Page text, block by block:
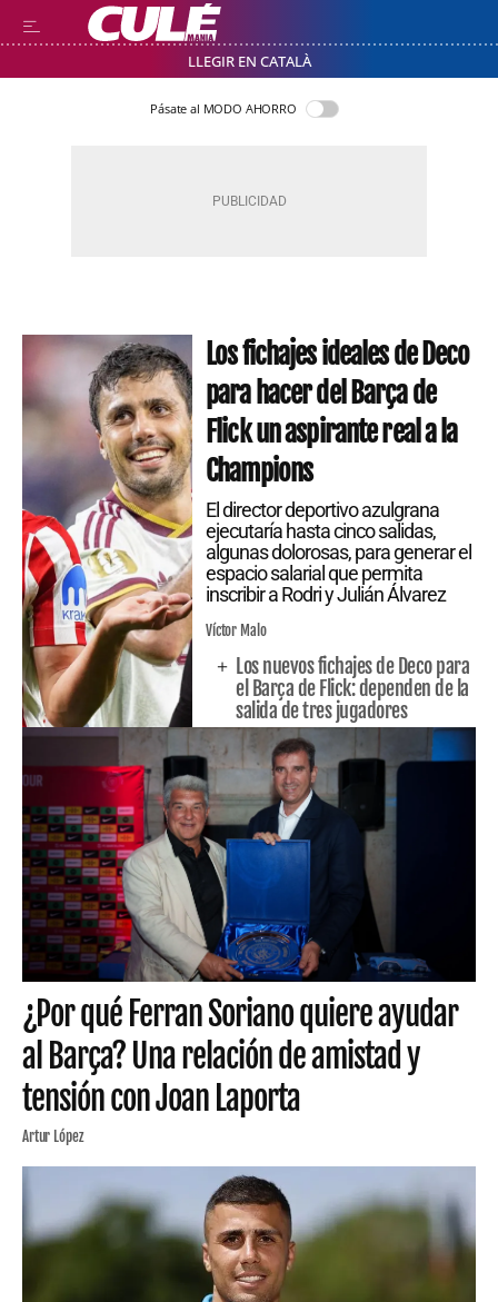
LLEGIR EN CATALÀ
Pásate al MODO AHORRO
Los fichajes ideales de Deco
para hacer del Barça de
Flick un aspirante real a la
Champions
El director deportivo azulgrana
ejecutaría hasta cinco salidas,
algunas dolorosas, para generar el
espacio salarial que permita
inscribir a Rodri y Julián Álvarez
Víctor Malo
Los nuevos fichajes de Deco para
el Barça de Flick: dependen de la
salida de tres jugadores
¿Por qué Ferran Soriano quiere ayudar
al Barça? Una relación de amistad y
tensión con Joan Laporta
Artur López